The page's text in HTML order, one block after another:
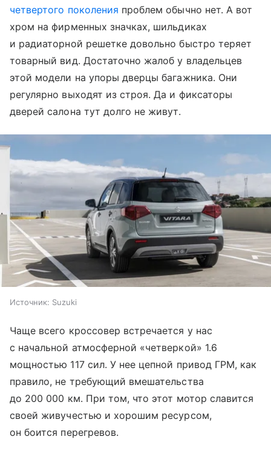
четвертого поколения проблем обычно нет. А вот
хром на фирменных значках, шильдиках
и радиаторной решетке довольно быстро теряет
товарный вид. Достаточно жалоб у владельцев
этой модели на упоры дверцы багажника. Они
регулярно выходят из строя. Да и фиксаторы
дверей салона тут долго не живут.
Источник: Suzuki
Чаще всего кроссовер встречается у нас
с начальной атмосферной «четверкой» 1.6
мощностью 117 сил. У нее цепной привод ГРМ, как
правило, не требующий вмешательства
до 200 000 км. При том, что этот мотор славится
своей живучестью и хорошим ресурсом,
он боится перегревов.